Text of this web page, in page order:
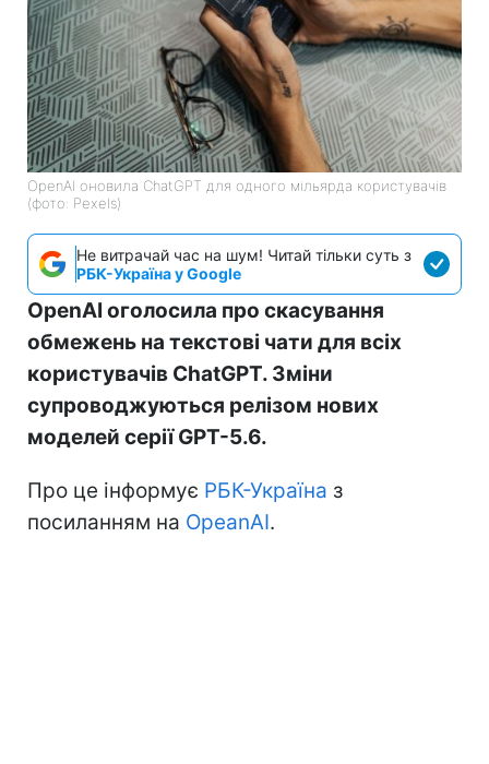
OpenAI оновила ChatGPT для одного мільярда користувачів
(фото: Pexels)
Не витрачай час на шум! Читай тільки суть з
РБК-Україна у Google
OpenAI оголосила про скасування
обмежень на текстові чати для всіх
користувачів ChatGPT. Зміни
супроводжуються релізом нових
моделей серії GPT-5.6.
Про це інформує РБК-Україна з
посиланням на OpeanAI.